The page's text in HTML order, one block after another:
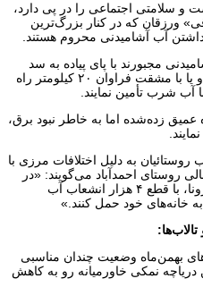
و سلامتی اجتماعی را در پی دارد،
ورزقان که در کنار بزرگ‌ترین
داشتن آب آشامیدنی محروم هستند.
مجبورند با پای پیاده به سد
حاجیلار در یک کیلومتری روستا بروند و یا با مشقت فراوان ۲۰ کیلومتر راه
آب شرب تأمین نمایند.
عمیق زده‌شده اما به خاطر نبود برق،
انشعاب آب روستائیان به دلیل اختلافات مرزی با
روستای احمدآباد می‌گویند: «در
این برف و سرما و باوجود ویروس کرونا، با قطع ۴ هزار انشعاب آب
به خانه‌های خود حمل کنند.»
بهمن‌ماه وضعیت چندان مناسبی
دریاچه نمکی خاورمیانه رو به کاهش